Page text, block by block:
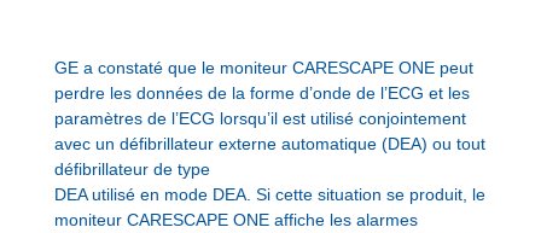
GE a constaté que le moniteur CARESCAPE ONE peut
perdre les données de la forme d’onde de l’ECG et les
paramètres de l’ECG lorsqu’il est utilisé conjointement
avec un défibrillateur externe automatique (DEA) ou tout
défibrillateur de type
DEA utilisé en mode DEA. Si cette situation se produit, le
moniteur CARESCAPE ONE affiche les alarmes